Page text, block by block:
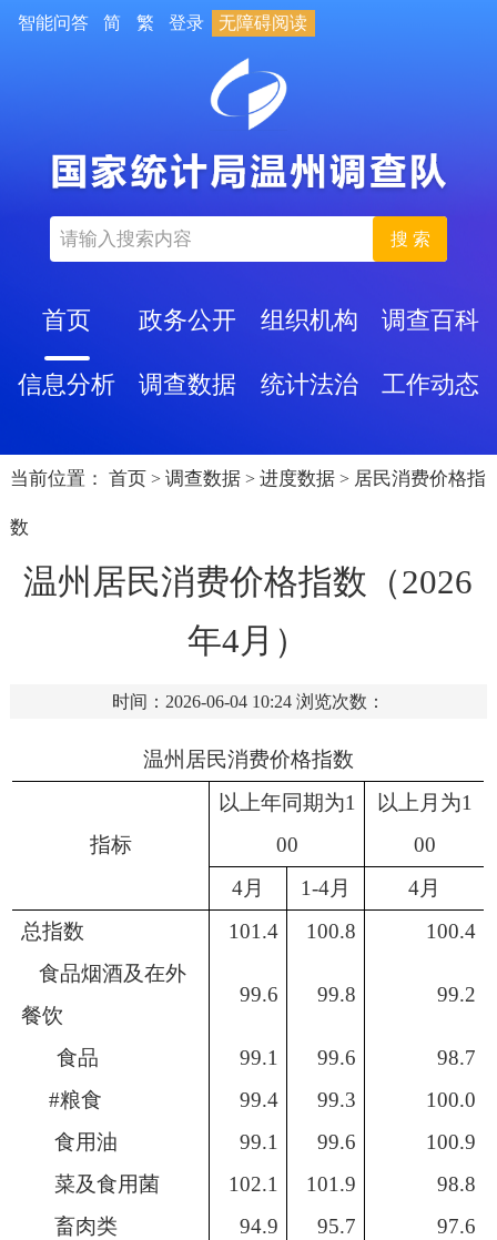
智能问答 简 繁 登录 无障碍阅读
搜 索
首页 政务公开 组织机构 调查百科
信息分析 调查数据 统计法治 工作动态
当前位置： 首页 > 调查数据 > 进度数据 > 居民消费价格指
数
温州居民消费价格指数（2026
年4月）
时间：2026-06-04 10:24 浏览次数：
温州 居民消费价格指数
指标
以上年同期为1
00
以上月为1
00
4月 1-4月 4月
总指数
101.4 100.8
100.4
食品烟酒及在外
餐饮
99.6 99.8 99.2
食品 99.1 99.6
98.7
#粮食
99.4 99.3
100.0
食用油
99.1 99.6
100.9
菜及食用菌
102.1 101.9
98.8
畜肉类
94.9 95.7
97.6